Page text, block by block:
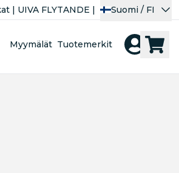
| UIVA FLYTANDE | Suomi / FI
Myymälät Tuotemerkit